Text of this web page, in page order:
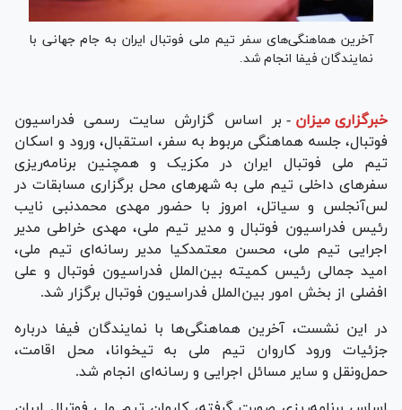
آخرین هماهنگی‌های سفر تیم ملی فوتبال ایران به جام جهانی با
نمایندگان فیفا انجام شد.
خبرگزاری میزان - بر اساس گزارش سایت رسمی فدراسیون
فوتبال، جلسه هماهنگی مربوط به سفر، استقبال، ورود و اسکان
تیم ملی فوتبال ایران در مکزیک و همچنین برنامه‌ریزی
سفر‌های داخلی تیم ملی به شهر‌های محل برگزاری مسابقات در
لس‌آنجلس و سیاتل، امروز با حضور مهدی محمدنبی نایب
رئیس فدراسیون فوتبال و مدیر تیم ملی، مهدی خراطی مدیر
اجرایی تیم ملی، محسن معتمدکیا مدیر رسانه‌ای تیم ملی،
امید جمالی رئیس کمیته بین‌الملل فدراسیون فوتبال و علی
افضلی از بخش امور بین‌الملل فدراسیون فوتبال برگزار شد.
در این نشست، آخرین هماهنگی‌ها با نمایندگان فیفا درباره
جزئیات ورود کاروان تیم ملی به تیخوانا، محل اقامت،
حمل‌ونقل و سایر مسائل اجرایی و رسانه‌ای انجام شد.